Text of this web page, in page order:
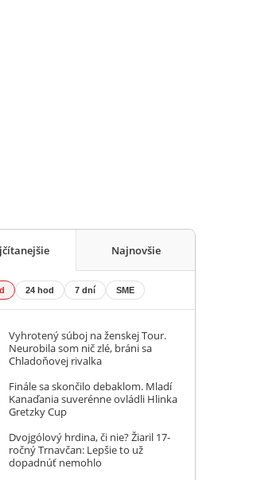
Najnovšie
24 hod 7 dní SME
Vyhrotený súboj na ženskej Tour.
Neurobila som nič zlé, bráni sa
Chladoňovej rivalka
Finále sa skončilo debaklom. Mladí
Kanaďania suverénne ovládli Hlinka
Gretzky Cup
Dvojgólový hrdina, či nie? Žiaril 17-
ročný Trnavčan: Lepšie to už
dopadnúť nemohlo